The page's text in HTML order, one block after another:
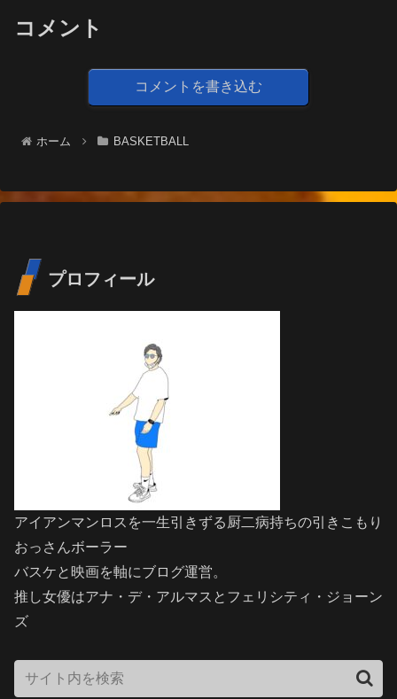
コメント
コメントを書き込む
ホーム BASKETBALL
プロフィール
アイアンマンロスを一生引きずる厨二病持ちの引きこもり
おっさんボーラー
バスケと映画を軸にブログ運営。
推し女優はアナ・デ・アルマスとフェリシティ・ジョーン
ズ